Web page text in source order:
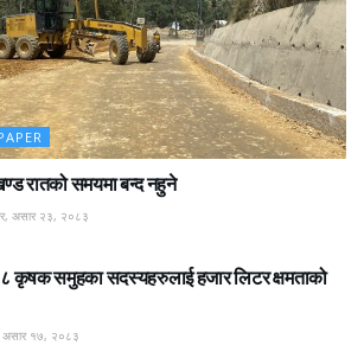
रातको समयमा बन्द नहुने
असार २३, २०८३
कृषक समुहका सदस्यहरुलाई हजार लिटर क्षमताको
असार १७, २०८३